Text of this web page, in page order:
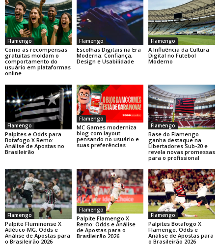
Flamengo
Como as recompensas
gratuitas moldam o
comportamento do
usuário em plataformas
online
Flamengo
Escolhas Digitais na Era
Moderna: Confiança,
Design e Usabilidade
Flamengo
A Influência da Cultura
Digital no Futebol
Moderno
Flamengo
Palpites e Odds para
Botafogo X Remo:
Análise de Apostas no
Brasileirão
Flamengo
MC Games moderniza
blog com layout
pensando no usuário e
suas preferências
Flamengo
Base do Flamengo
ganha destaque na
Libertadores Sub-20 e
revela novas promessas
para o profissional
Flamengo
Palpite Fluminense X
Atlético-MG: Odds e
Análise de Apostas para
o Brasileirão 2026
Flamengo
Palpite Flamengo X
Remo: Odds e Análise
de Apostas para o
Brasileirão 2026
Flamengo
Palpites Botafogo X
Flamengo: Odds e
Análise de Apostas para
o Brasileirão 2026